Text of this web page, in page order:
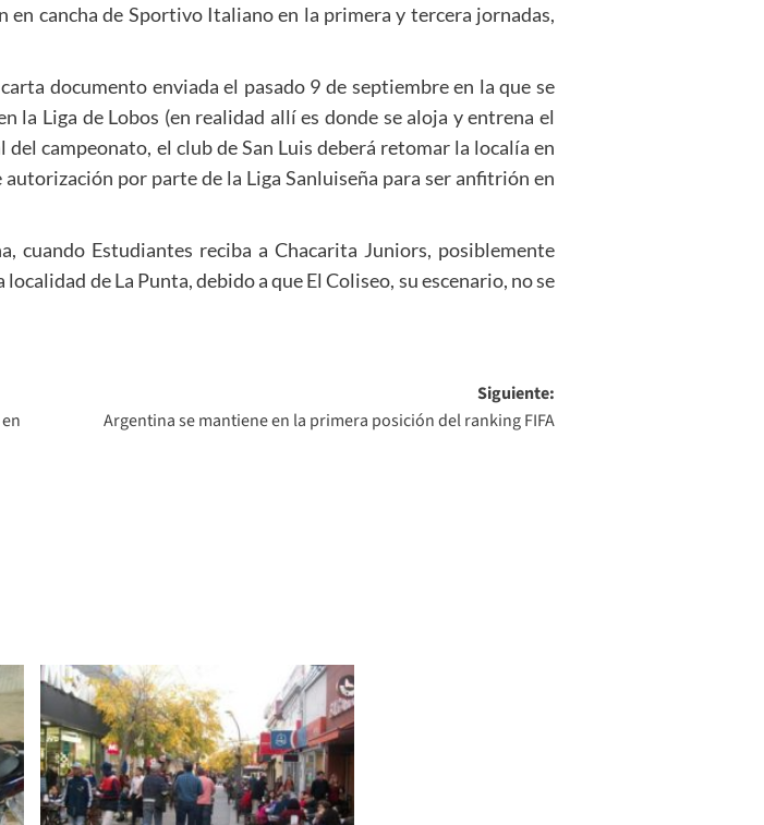
en cancha de Sportivo Italiano en la primera y tercera jornadas,
documento enviada el pasado 9 de septiembre en la que se
la Liga de Lobos (en realidad allí es donde se aloja y entrena el
campeonato, el club de San Luis deberá retomar la localía en
por parte de la Liga Sanluiseña para ser anfitrión en
cuando Estudiantes reciba a Chacarita Juniors, posiblemente
de La Punta, debido a que El Coliseo, su escenario, no se
Siguiente:
Argentina se mantiene en la primera posición del ranking FIFA